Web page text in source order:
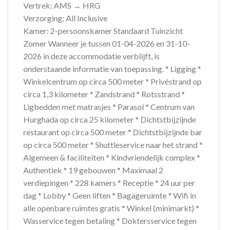
Vertrek: AMS → HRG
Verzorging: All Inclusive
Kamer: 2-persoonskamer Standaard Tuinzicht
Zomer Wanneer je tussen 01-04-2026 en 31-10-
2026 in deze accommodatie verblijft, is
onderstaande informatie van toepassing. * Ligging *
Winkelcentrum op circa 500 meter * Privéstrand op
circa 1,3 kilometer * Zandstrand * Rotsstrand *
Ligbedden met matrasjes * Parasol * Centrum van
Hurghada op circa 25 kilometer * Dichtstbijzijnde
restaurant op circa 500 meter * Dichtstbijzijnde bar
op circa 500 meter * Shuttleservice naar het strand *
Algemeen & faciliteiten * Kindvriendelijk complex *
Authentiek * 19 gebouwen * Maximaal 2
verdiepingen * 228 kamers * Receptie * 24 uur per
dag * Lobby * Geen liften * Bagageruimte * Wifi in
alle openbare ruimtes gratis * Winkel (minimarkt) *
Wasservice tegen betaling * Doktersservice tegen